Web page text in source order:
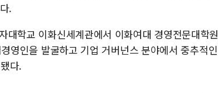
.
학교 이화신세계관에서 이화여대 경영전문대학원
영인을 발굴하고 기업 거버넌스 분야에서 중추적인
다.